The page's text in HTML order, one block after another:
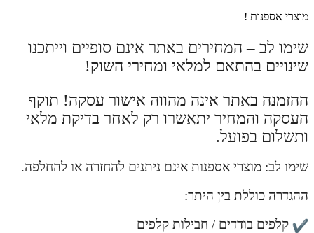
מוצרי אספנות !
שימו לב – המחירים באתר אינם סופיים וייתכנו
שינויים בהתאם למלאי ומחירי השוק!
ההזמנה באתר אינה מהווה אישור עסקה! תוקף
העסקה והמחיר יתאשרו רק לאחר בדיקת מלאי
ותשלום בפועל.
שימו לב: מוצרי אספנות אינם ניתנים להחזרה או להחלפה.
ההגדרה כוללת בין היתר:
קלפים בודדים / חבילות קלפים